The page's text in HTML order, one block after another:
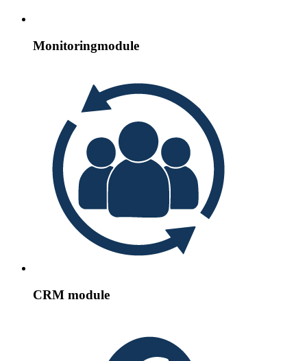
Monitoringmodule
CRM module